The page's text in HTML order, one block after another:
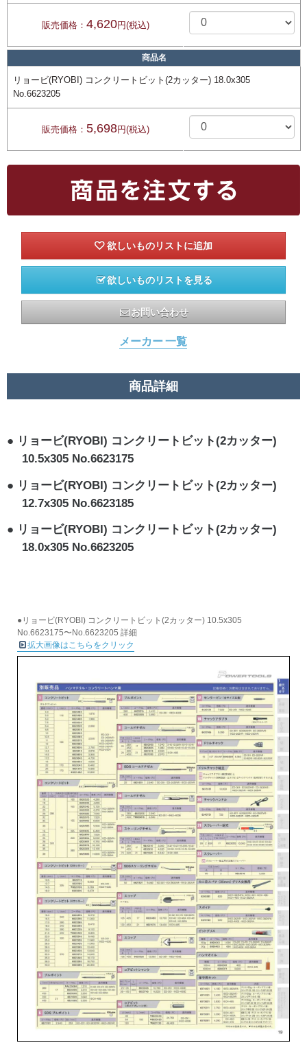
販売価格： 4,620円(税込)
商品名
リョービ(RYOBI) コンクリートビット(2カッター) 18.0x305
No.6623205
販売価格： 5,698円(税込)
欲しいものリストを見る
お問い合わせ
メーカー 一覧
商品詳細
リョービ(RYOBI) コンクリートビット(2カッター)
10.5x305 No.6623175
リョービ(RYOBI) コンクリートビット(2カッター)
12.7x305 No.6623185
リョービ(RYOBI) コンクリートビット(2カッター)
18.0x305 No.6623205
●リョービ(RYOBI) コンクリートビット(2カッター) 10.5x305
No.6623175〜No.6623205 詳細
拡大画像はこちらをクリック